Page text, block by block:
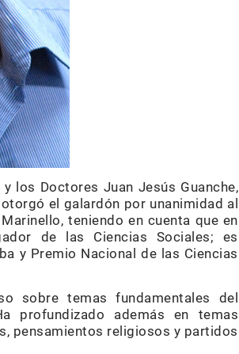
los Doctores Juan Jesús Guanche,
el galardón por unanimidad al
teniendo en cuenta que en
de las Ciencias Sociales; es
y Premio Nacional de las Ciencias
sobre temas fundamentales del
profundizado además en temas
pensamientos religiosos y partidos